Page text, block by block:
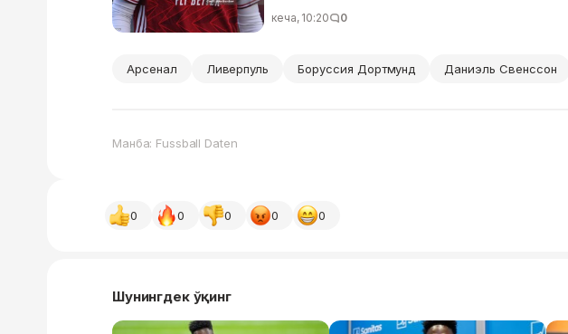
кеча, 10:20 0
Арсенал Ливерпуль Боруссия Дортмунд Даниэль Свенссон
Манба: Fussball Daten
0 0 0 0 0
Шунингдек ўқинг